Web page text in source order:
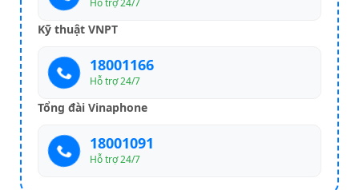
Kỹ thuật VNPT
18001166
Hỗ trợ 24/7
Tổng đài Vinaphone
18001091
Hỗ trợ 24/7